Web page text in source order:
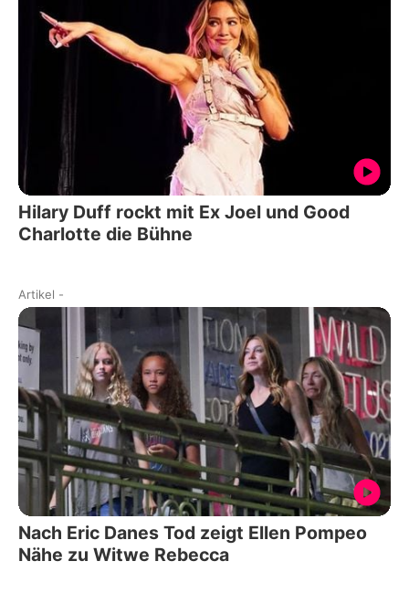
Hilary Duff rockt mit Ex Joel und Good
Charlotte die Bühne
Artikel -
Nach Eric Danes Tod zeigt Ellen Pompeo
Nähe zu Witwe Rebecca